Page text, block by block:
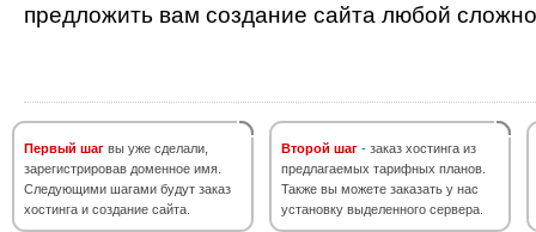
предложить вам создание сайта любой
Первый шаг вы уже сделали,
зарегистрировав доменное имя.
Следующими шагами будут заказ
хостинга и создание сайта.
Второй шаг - заказ хостинга из
предлагаемых тарифных планов.
Также вы можете заказать у нас
установку выделенного сервера.